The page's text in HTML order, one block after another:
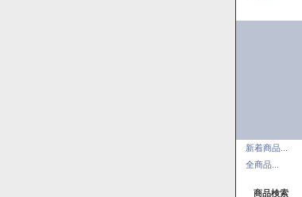
新着商品...
全商品...
商品検索